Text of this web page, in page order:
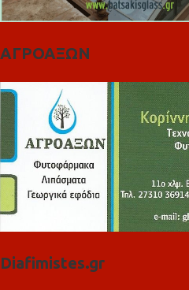
ΑΓΡΟΑΞΩΝ
Diafimistes.gr